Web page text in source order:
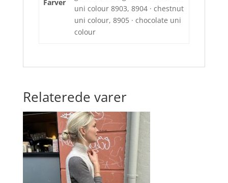
Farver
uni colour 8903, 8904 · chestnut
uni colour, 8905 · chocolate uni
colour
Relaterede varer